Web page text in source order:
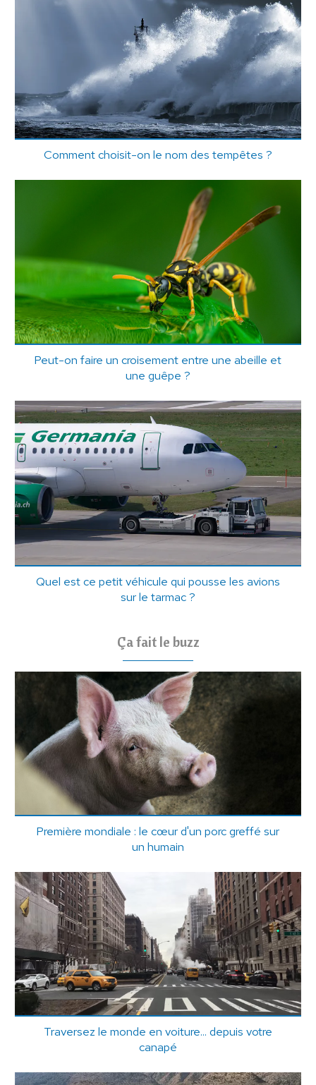
Comment choisit-on le nom des tempêtes ?
Peut-on faire un croisement entre une abeille et
une guêpe ?
Quel est ce petit véhicule qui pousse les avions
sur le tarmac ?
Ça fait le buzz
Première mondiale : le cœur d'un porc greffé sur
un humain
Traversez le monde en voiture... depuis votre
canapé